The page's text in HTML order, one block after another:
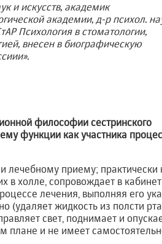
и искусств, академик
академии, д-р психол.
Психология в стоматологии,
внесен в биографическую
философии сестринского
функции как участника
лечебному приему; практически
в холле, сопровождает в
лечения, выполняя его
(удаляет жидкость из полсти
свет, поднимает и
плане и не имеет